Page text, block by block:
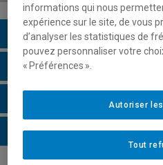
Description du cours
Horaire - Été 2026
Horaire - Automne 2026
Horaire - Hiver 2027
informations qui nous
expérience sur le site, de vous
d’analyser les statistiques de
pouvez personnaliser votre
« Préférences ».
Tout
Autoriser